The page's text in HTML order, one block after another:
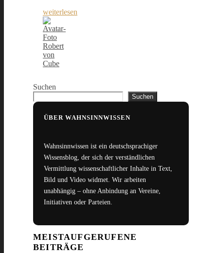
weiterlesen
Robert
von
Cube
Suchen
Suchen
ÜBER WAHNSINNWISSEN
Wahnsinnwissen ist ein deutschsprachiger
Wissensblog, der sich der verständlichen
Vermittlung wissenschaftlicher Inhalte in Text,
Bild und Video widmet. Wir arbeiten
unabhängig – ohne Anbindung an Vereine,
Initiativen oder Parteien.
MEISTAUFGERUFENE
BEITRÄGE